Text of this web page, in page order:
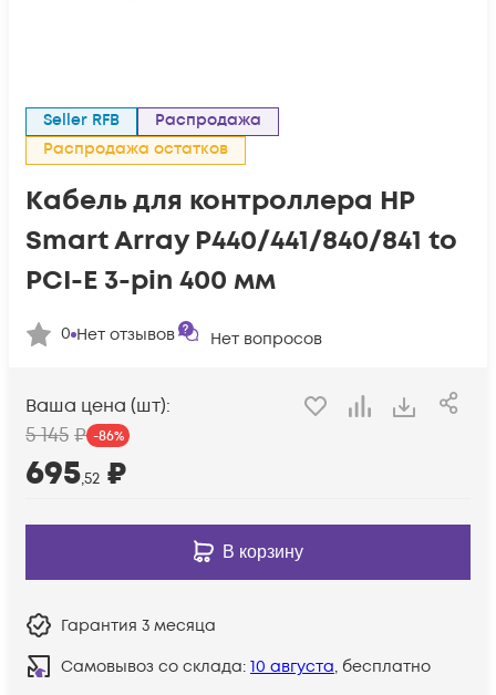
Seller RFB
Распродажа
Распродажа остатков
Кабель для контроллера HP
Smart Array P440/441/840/841 to
PCI-E 3-pin 400 мм
0 Нет отзывов Нет вопросов
Ваша цена (шт):
5 145 ₽ -86%
695,52 ₽
В корзину
Гарантия 3 месяца
Самовывоз со склада: 10 августа, бесплатно